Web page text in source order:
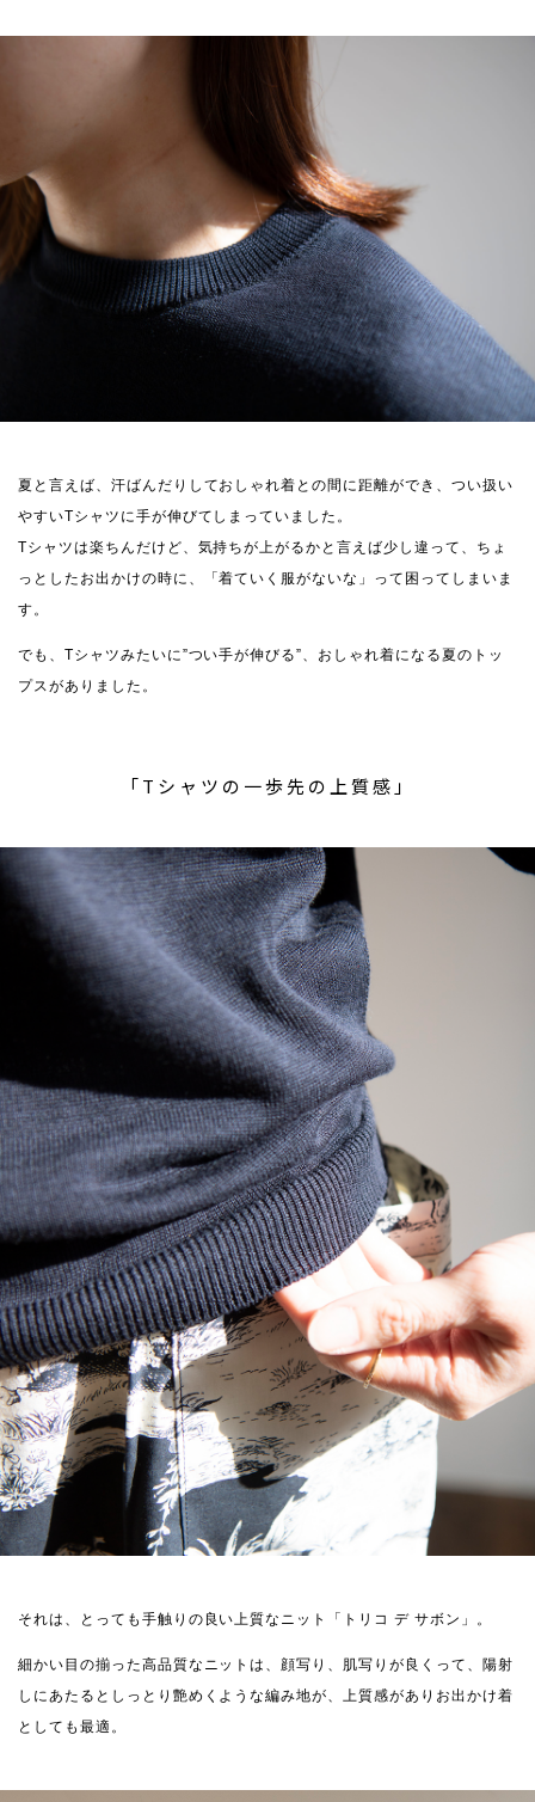
夏と言えば、汗ばんだりしておしゃれ着との間に距離ができ、つい扱い
やすいTシャツに手が伸びてしまっていました。
Tシャツは楽ちんだけど、気持ちが上がるかと言えば少し違って、ちょ
っとしたお出かけの時に、「着ていく服がないな」って困ってしまいま
す。
でも、Tシャツみたいに”つい手が伸びる”、おしゃれ着になる夏のトッ
プスがありました。
「Tシャツの一歩先の上質感」
それは、とっても手触りの良い上質なニット「トリコ デ サボン」。
細かい目の揃った高品質なニットは、顔写り、肌写りが良くって、陽射
しにあたるとしっとり艶めくような編み地が、上質感がありお出かけ着
としても最適。